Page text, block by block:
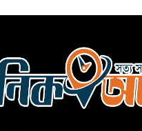
কিশোর
ভারত থেকে
মেট্রিক টন